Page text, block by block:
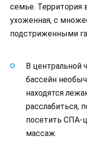
семье. Территория
ухоженная, с
подстриженными
В центральной
бассейн
находятся
расслабиться,
посетить СПА-
массаж.